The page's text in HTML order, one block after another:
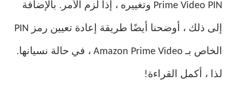
Prime Video PIN وتغييره ، إذا لزم الأمر. بالإضافة
إلى ذلك ، أوضحنا أيضًا طريقة إعادة تعيين رمز PIN
الخاص بـ Amazon Prime Video ، في حالة نسيانها.
لذا ، أكمل القراءة!